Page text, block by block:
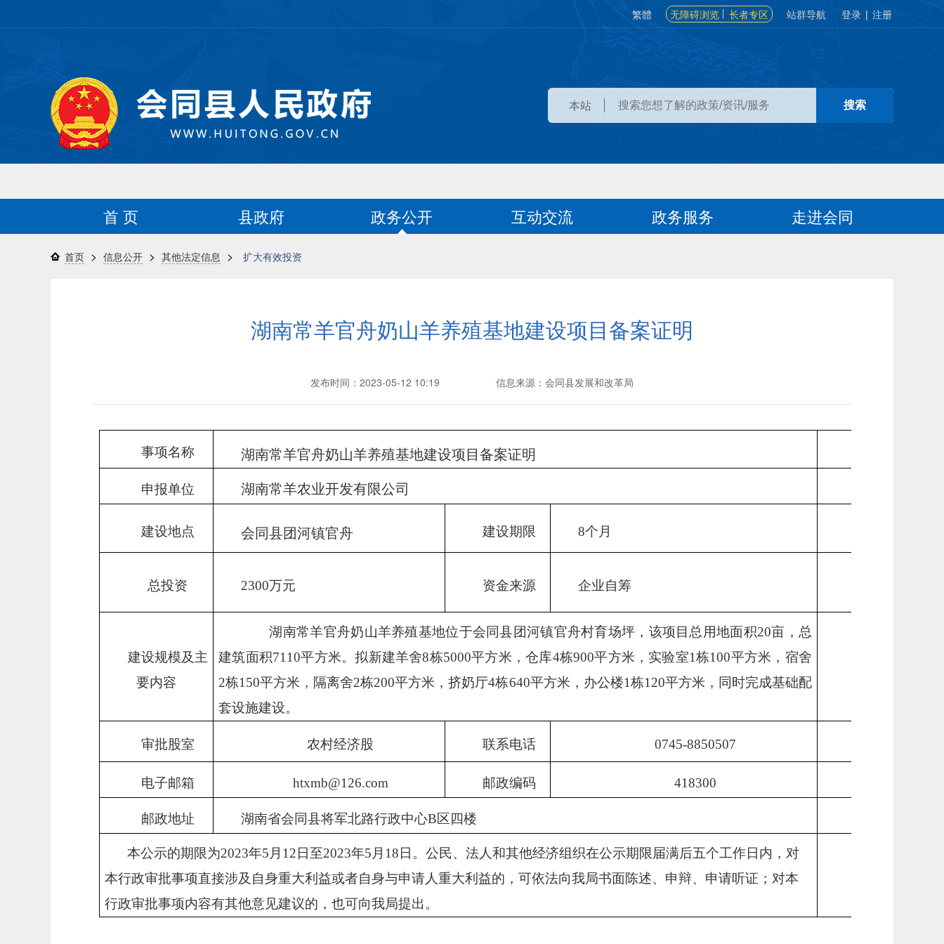
繁體 无障碍浏览 长者专区 站群导航 登录 | 注册
本站
首 页 县政府 政务公开 互动交流 政务服务 走进会同
首页 > 信息公开 > 其他法定信息 > 扩大有效投资
湖南常羊官舟奶山羊养殖基地建设项目备案证明
发布时间：2023-05-12 10:19 信息来源：会同县发展和改革局
事项名称 湖南常羊官舟奶山羊养殖基地建设项目备案证明
申报单位 湖南常羊农业开发有限公司
建设地点 会同县团河镇官舟 建设期限 8个月
总投资 2300万元 资金来源 企业自筹
建设规模及主
要内容
湖南常羊官舟奶山羊养殖基地位于会同县团河镇官舟村育场坪，该项目总用地面积20亩，总
建筑面积7110平方米。拟新建羊舍8栋5000平方米，仓库4栋900平方米，实验室1栋100平方米，宿舍
2栋150平方米，隔离舍2栋200平方米，挤奶厅4栋640平方米，办公楼1栋120平方米，同时完成基础配
套设施建设。
审批股室 农村经济股 联系电话 0745-8850507
电子邮箱 htxmb@126.com 邮政编码 418300
邮政地址 湖南省会同县将军北路行政中心B区四楼
本公示的期限为2023年5月12日至2023年5月18日。公民、法人和其他经济组织在公示期限届满后五个工作日内，对
本行政审批事项直接涉及自身重大利益或者自身与申请人重大利益的，可依法向我局书面陈述、申辩、申请听证；对本
行政审批事项内容有其他意见建议的，也可向我局提出。